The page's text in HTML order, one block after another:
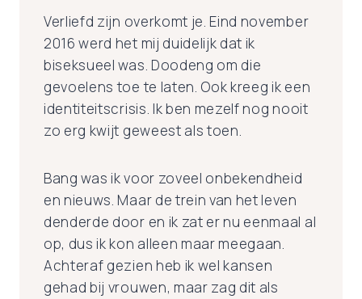
Verliefd zijn overkomt je. Eind november
2016 werd het mij duidelijk dat ik
biseksueel was. Doodeng om die
gevoelens toe te laten. Ook kreeg ik een
identiteitscrisis. Ik ben mezelf nog nooit
zo erg kwijt geweest als toen.
Bang was ik voor zoveel onbekendheid
en nieuws. Maar de trein van het leven
denderde door en ik zat er nu eenmaal al
op, dus ik kon alleen maar meegaan.
Achteraf gezien heb ik wel kansen
gehad bij vrouwen, maar zag dit als